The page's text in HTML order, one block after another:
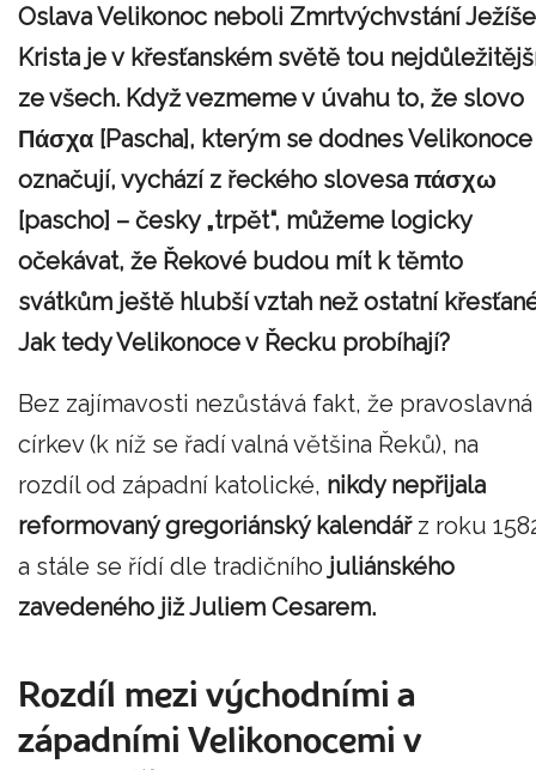
Oslava Velikonoc neboli Zmrtvýchvstání Ježíše
Krista je v křesťanském světě tou
ze všech. Když vezmeme v úvahu to, že slovo
Πάσχα [Pascha], kterým se dodnes Velikonoce
označují, vychází z řeckého slovesa πάσχω
[pascho] – česky „trpět“, můžeme logicky
očekávat, že Řekové budou mít k těmto
svátkům ještě hlubší vztah než ostatní
Jak tedy Velikonoce v Řecku probíhají?
Bez zajímavosti nezůstává fakt, že pravoslavná
církev (k níž se řadí valná většina Řeků), na
rozdíl od západní katolické, nikdy nepřijala
reformovaný gregoriánský kalendářz roku
a stále se řídí dle tradičního juliánského
zavedeného již Juliem Cesarem.
Rozdíl mezi východními a
západními Velikonocemi v